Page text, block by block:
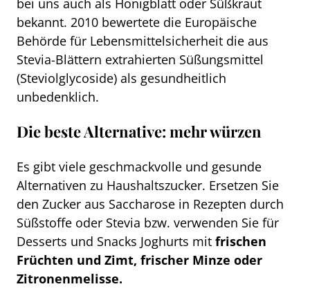
bekannt. 2010 bewertete die Europäische
Behörde für Lebensmittelsicherheit die aus
Stevia-Blättern extrahierten Süßungsmittel
(Steviolglycoside) als gesundheitlich
unbedenklich.
Die beste Alternative: mehr würzen
Es gibt viele geschmackvolle und gesunde
Alternativen zu Haushaltszucker. Ersetzen Sie
den Zucker aus Saccharose in Rezepten durch
Süßstoffe oder Stevia bzw. verwenden Sie für
Desserts und Snacks Joghurts mit frischen
Früchten und Zimt, frischer Minze oder
Zitronenmelisse.